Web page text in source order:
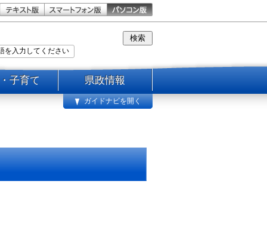
子育て 県政情報
ガイドナビを開く